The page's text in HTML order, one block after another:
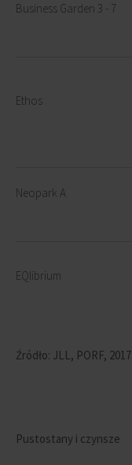
Business Garden 3 - 7
Ethos
Neopark A
EQlibrium
Źródło: JLL, PORF, 2017
Pustostany i czynsze